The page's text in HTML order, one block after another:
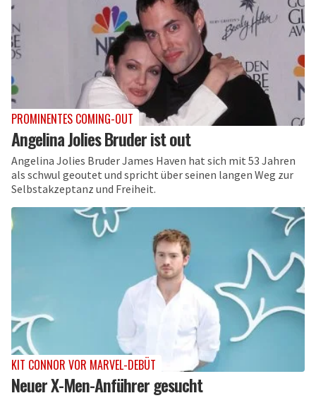
PROMINENTES COMING-OUT
Angelina Jolies Bruder ist out
Angelina Jolies Bruder James Haven hat sich mit 53 Jahren
als schwul geoutet und spricht über seinen langen Weg zur
Selbstakzeptanz und Freiheit.
KIT CONNOR VOR MARVEL-DEBÜT
Neuer X-Men-Anführer gesucht